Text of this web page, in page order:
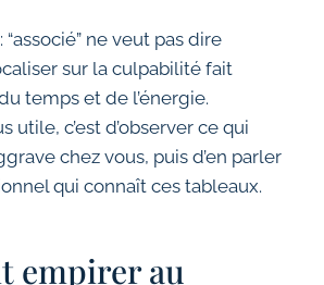
ne veut pas dire
sur la culpabilité fait
temps et de l’énergie.
utile, c’est d’observer ce qui
chez vous, puis d’en parler
qui connaît ces tableaux.
empirer au